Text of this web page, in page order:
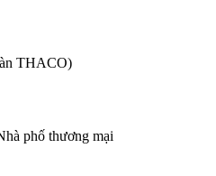
THACO)
phố thương mại